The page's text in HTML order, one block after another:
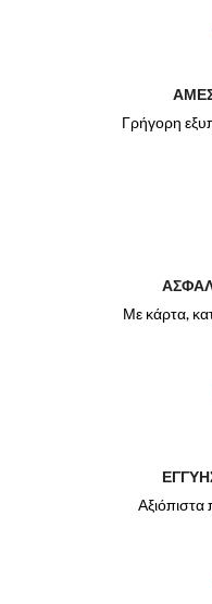
Γρήγορη
Με κάρτα,
Αξιόπιστα